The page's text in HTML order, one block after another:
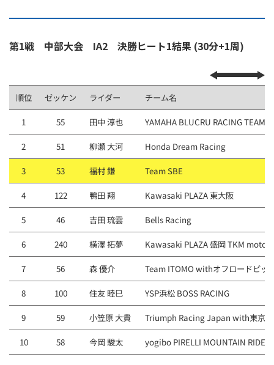
第1戦 中部大会 IA2 決勝ヒート1結果 (30分+1周)
順位 ゼッケン ライダー チーム名
1 55 田中 淳也 YAMAHA BLUCRU RACING TEAM
2 51 柳瀬 大河 Honda Dream Racing
3 53 福村 鎌 Team SBE
4 122 鴨田 翔 Kawasaki PLAZA 東⼤阪
5 46 吉⽥ 琉雲 Bells Racing
6 240 横澤 拓夢 Kawasaki PLAZA 盛岡 TKM motor
7 56 森 優介 Team ITOMO withオフロードピッ
8 100 住友 睦巳 YSP浜松 BOSS RACING
9 59 小笠原 大貴 Triumph Racing Japan with東京
10 58 今岡 駿太 yogibo PIRELLI MOUNTAIN